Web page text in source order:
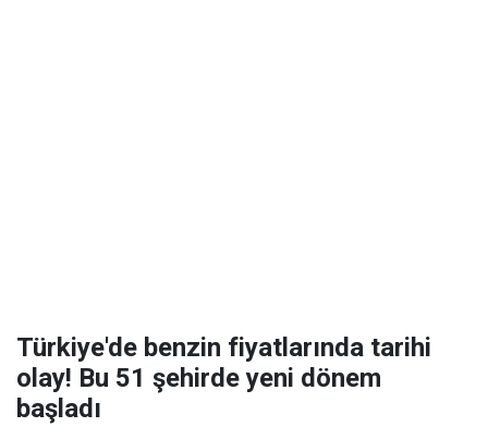
Türkiye'de benzin fiyatlarında tarihi
olay! Bu 51 şehirde yeni dönem
başladı